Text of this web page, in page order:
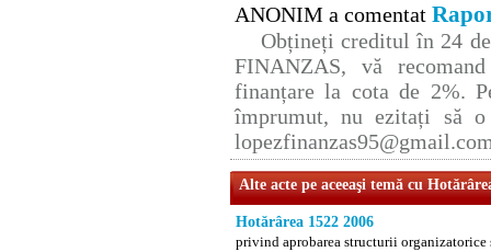
ANONIM a comentat
Obțineți creditul în 24
FINANZAS, vă
finanțare la cota de 2%.
împrumut, nu ezitați să
Alte acte pe aceeaşi temă cu
Hotărârea 1522 2006
privind aprobarea structurii